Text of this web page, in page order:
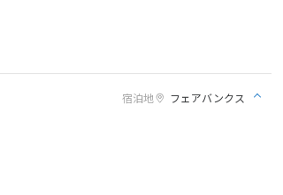
宿泊地 フェアバンクス